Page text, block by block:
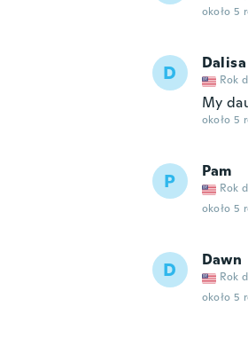
około 5
D Dalisa
Rok
My
około 5
P Pam
Rok
około 5
D Dawn
Rok
około 5